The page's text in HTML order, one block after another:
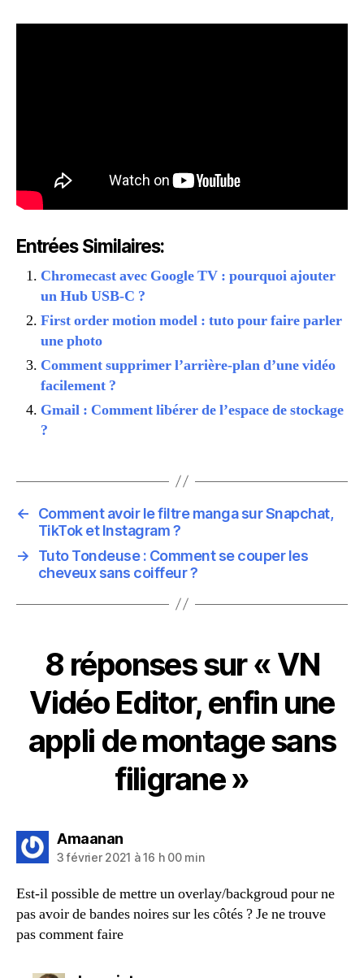
Entrées Similaires:
Chromecast avec Google TV : pourquoi ajouter
un Hub USB-C ?
First order motion model : tuto pour faire parler
une photo
Comment supprimer l’arrière-plan d’une vidéo
facilement ?
Gmail : Comment libérer de l’espace de stockage
?
←
Comment avoir le filtre manga sur Snapchat,
TikTok et Instagram ?
→
Tuto Tondeuse : Comment se couper les
cheveux sans coiffeur ?
8 réponses sur « VN
Vidéo Editor, enfin une
appli de montage sans
filigrane »
Amaanandit :
3 février 2021 à 16 h 00 min
Est-il possible de mettre un overlay/backgroud pour ne
pas avoir de bandes noires sur les côtés ? Je ne trouve
pas comment faire